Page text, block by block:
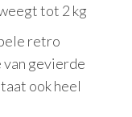
tot 2 kg
retro
van gevierde
ook heel